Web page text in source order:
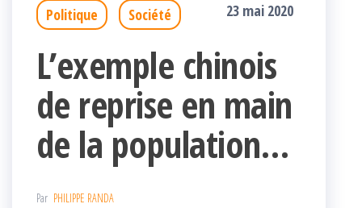
Politique Société 23 mai 2020
L’exemple chinois
de reprise en main
de la population…
Par PHILIPPE RANDA